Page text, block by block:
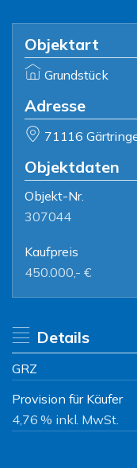
Objektart
Grundstück
Adresse
71116
Objektdaten
Objekt-Nr.
307044
Kaufpreis
450.000,- €
Details
GRZ
Provision für Käufer
4,76 % inkl. MwSt.